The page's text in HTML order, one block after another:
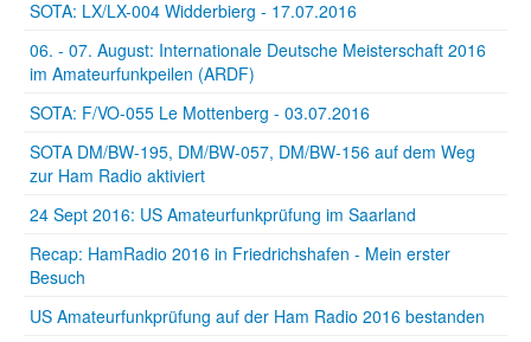
SOTA: LX/LX-004 Widderbierg - 17.07.2016
06. - 07. August: Internationale Deutsche Meisterschaft 2016
im Amateurfunkpeilen (ARDF)
SOTA: F/VO-055 Le Mottenberg - 03.07.2016
SOTA DM/BW-195, DM/BW-057, DM/BW-156 auf dem Weg
zur Ham Radio aktiviert
24 Sept 2016: US Amateurfunkprüfung im Saarland
Recap: HamRadio 2016 in Friedrichshafen - Mein erster
Besuch
US Amateurfunkprüfung auf der Ham Radio 2016 bestanden